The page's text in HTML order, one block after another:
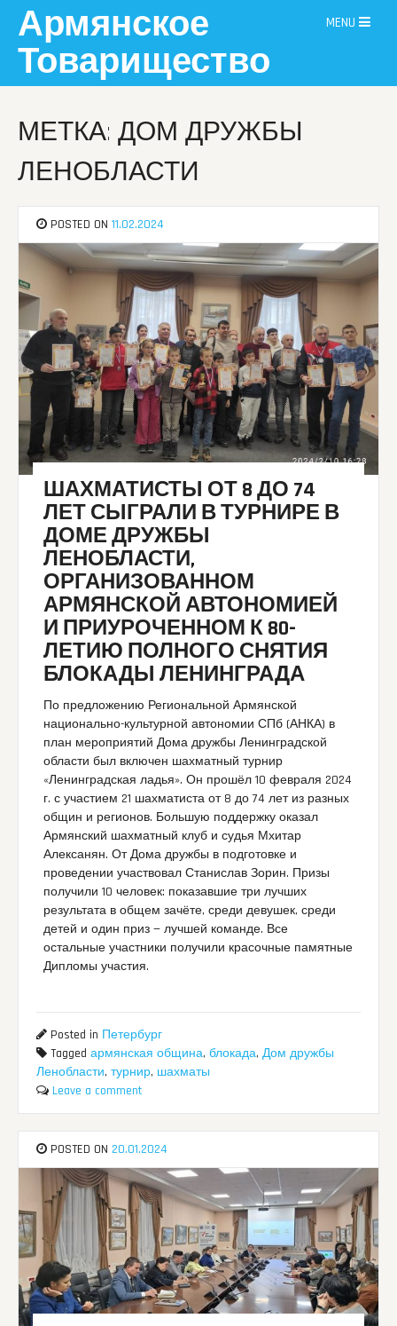
content
Армянское
Товарищество
MENU
МЕТКА: ДОМ ДРУЖБЫ
ЛЕНОБЛАСТИ
POSTED ON11.02.2024
ШАХМАТИСТЫ ОТ 8 ДО 74
ЛЕТ СЫГРАЛИ В ТУРНИРЕ В
ДОМЕ ДРУЖБЫ
ЛЕНОБЛАСТИ,
ОРГАНИЗОВАННОМ
АРМЯНСКОЙ АВТОНОМИЕЙ
И ПРИУРОЧЕННОМ К 80-
ЛЕТИЮ ПОЛНОГО СНЯТИЯ
БЛОКАДЫ ЛЕНИНГРАДА
По предложению Региональной Армянской
национально-культурной автономии СПб (АНКА) в
план мероприятий Дома дружбы Ленинградской
области был включен шахматный турнир
«Ленинградская ладья». Он прошёл 10 февраля 2024
г. с участием 21 шахматиста от 8 до 74 лет из разных
общин и регионов. Большую поддержку оказал
Армянский шахматный клуб и судья Мхитар
Алексанян. От Дома дружбы в подготовке и
проведении участвовал Станислав Зорин. Призы
получили 10 человек: показавшие три лучших
результата в общем зачёте, среди девушек, среди
детей и один приз — лучшей команде. Все
остальные участники получили красочные памятные
Дипломы участия.
Posted in Петербург
Taggedармянская община,блокада,Дом дружбы
Ленобласти,турнир, шахматы
Leave a comment
POSTED ON 20.01.2024